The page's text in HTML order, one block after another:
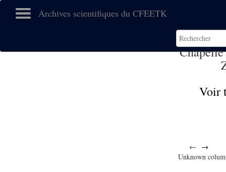
Archives scientifiques du CFEETK
Voir
←
→
Unknown